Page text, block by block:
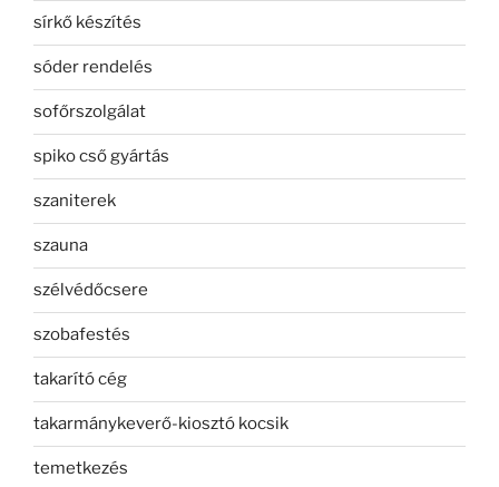
sírkő készítés
sóder rendelés
sofőrszolgálat
spiko cső gyártás
szaniterek
szauna
szélvédőcsere
szobafestés
takarító cég
takarmánykeverő-kiosztó kocsik
temetkezés